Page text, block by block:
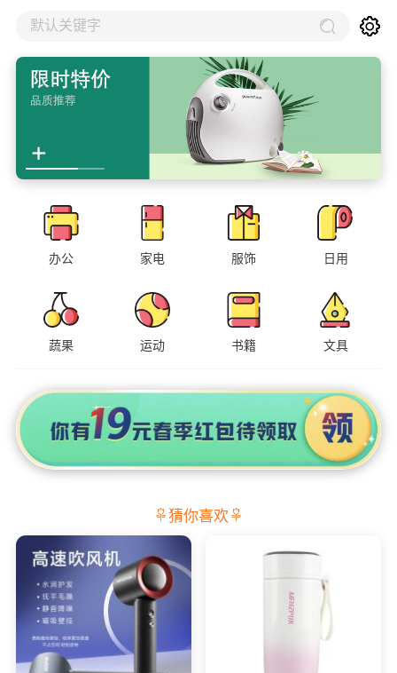
默认关键字
办公 家电 服饰 日用
蔬果 运动 书籍 文具
猜你喜欢